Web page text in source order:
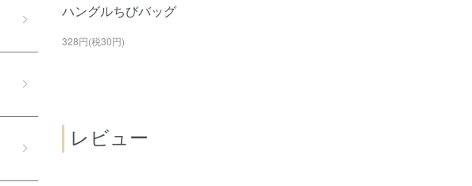
ハングルちびバッグ
328円(税30円)
レビュー